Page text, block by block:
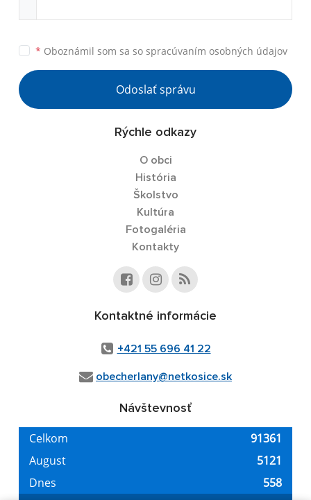
* Oboznámil som sa so spracúvaním osobných údajov
Odoslať správu
Rýchle odkazy
O obci
História
Školstvo
Kultúra
Fotogaléria
Kontakty
Kontaktné informácie
+421 55 696 41 22
obecherlany@netkosice.sk
Návštevnosť